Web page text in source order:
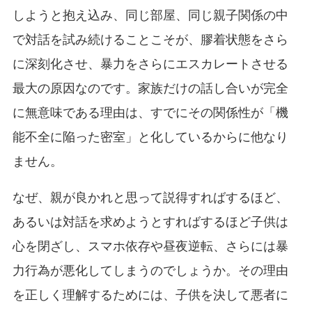
しようと抱え込み、同じ部屋、同じ親子関係の中
で対話を試み続けることこそが、膠着状態をさら
に深刻化させ、暴力をさらにエスカレートさせる
最大の原因なのです。家族だけの話し合いが完全
に無意味である理由は、すでにその関係性が「機
能不全に陥った密室」と化しているからに他なり
ません。
なぜ、親が良かれと思って説得すればするほど、
あるいは対話を求めようとすればするほど子供は
心を閉ざし、スマホ依存や昼夜逆転、さらには暴
力行為が悪化してしまうのでしょうか。その理由
を正しく理解するためには、子供を決して悪者に